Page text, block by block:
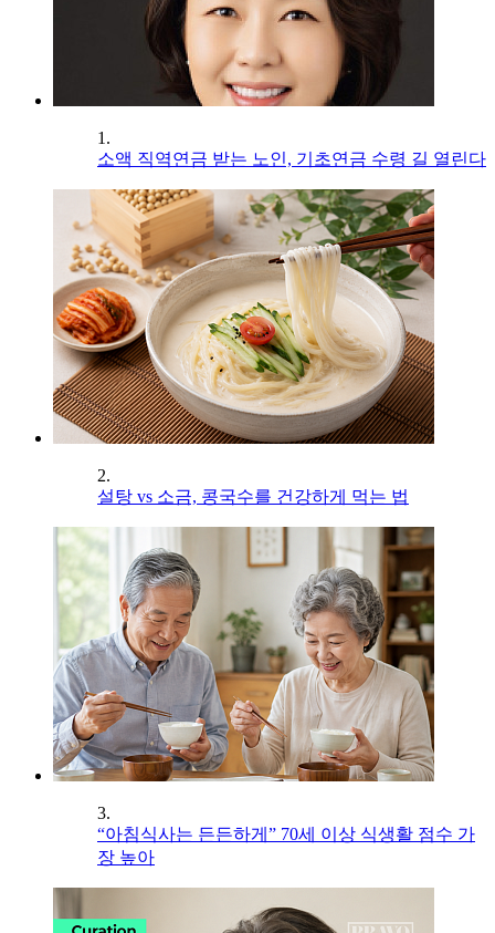
1.
소액 직역연금 받는 노인, 기초연금 수령 길 열린다
2.
설탕 vs 소금, 콩국수를 건강하게 먹는 법
3.
“아침식사는 든든하게” 70세 이상 식생활 점수 가
장 높아